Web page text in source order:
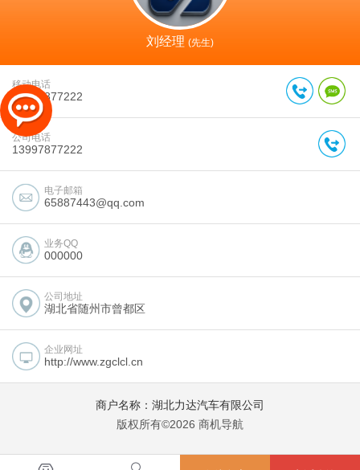
刘经理 (先生)
移动电话
13997877222
公司电话
13997877222
电子邮箱
65887443@qq.com
业务QQ
000000
公司地址
湖北省随州市曾都区
企业网址
http://www.zgclcl.cn
商户名称：湖北力达汽车有限公司
版权所有©2026 商机导航